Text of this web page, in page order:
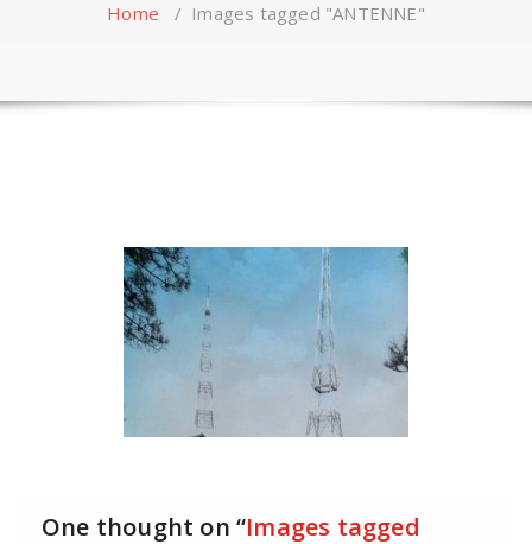
Home / Images tagged "ANTENNE"
One thought on “Images tagged